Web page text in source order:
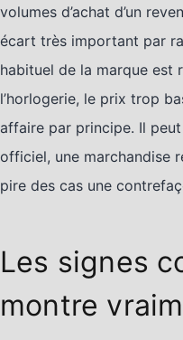
volumes d’achat d’un
écart très important par
habituel de la marque est
l’horlogerie, le prix trop
affaire par principe. Il
officiel, une marchandise
pire des cas une
Les signes
montre